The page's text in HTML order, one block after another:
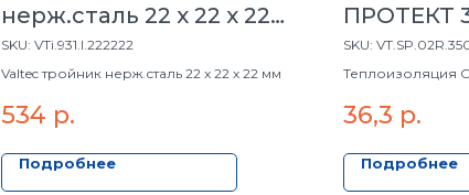
нерж.сталь 22 x 22 x 22
мм
SKU: VTi.931.I.222222
Valtec тройник нерж.сталь 22 x 22 x 22 мм
534 р.
Подробнее
ПРОТЕКТ
КРАСНЫЙ
SKU:
Теплоизоляция
36,3 р.
Подробнее